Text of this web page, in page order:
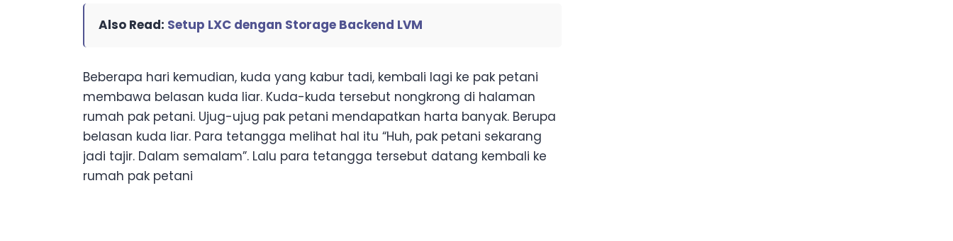
Also Read: Setup LXC dengan Storage Backend LVM
Beberapa hari kemudian, kuda yang kabur tadi, kembali lagi ke pak petani
membawa belasan kuda liar. Kuda-kuda tersebut nongkrong di halaman
rumah pak petani. Ujug-ujug pak petani mendapatkan harta banyak. Berupa
belasan kuda liar. Para tetangga melihat hal itu “Huh, pak petani sekarang
jadi tajir. Dalam semalam”. Lalu para tetangga tersebut datang kembali ke
rumah pak petani